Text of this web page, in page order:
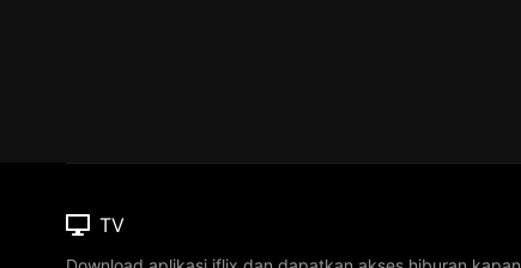
TV